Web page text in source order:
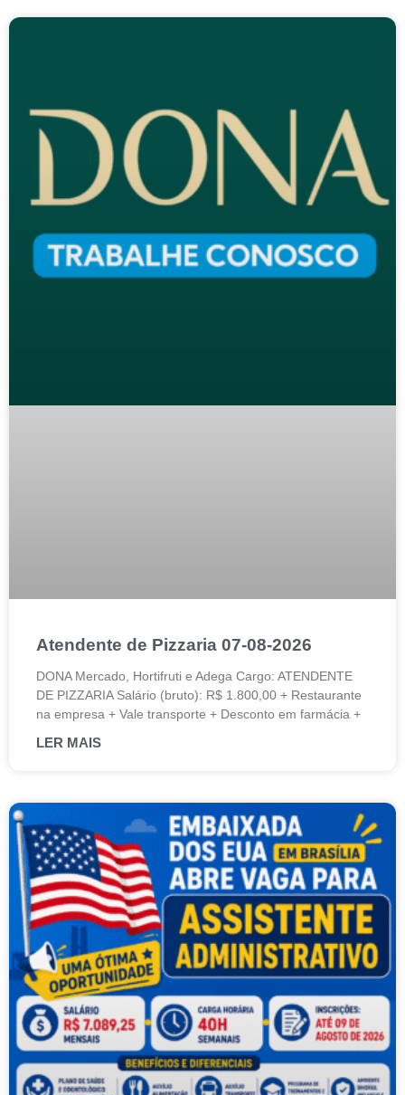
Atendente de Pizzaria 07-08-2026
DONA Mercado, Hortifruti e Adega Cargo: ATENDENTE
DE PIZZARIA Salário (bruto): R$ 1.800,00 + Restaurante
na empresa + Vale transporte + Desconto em farmácia +
LER MAIS